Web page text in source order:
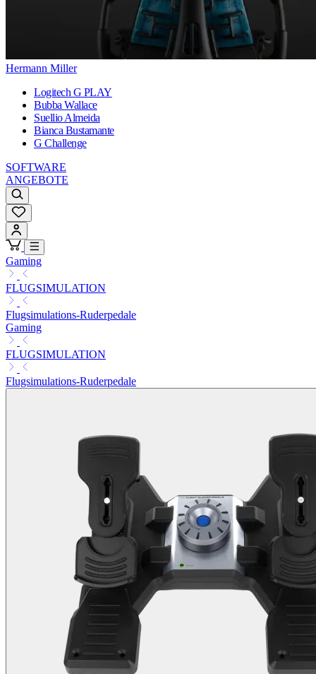
Hermann Miller
Logitech G PLAY
Bubba Wallace
Suellio Almeida
Bianca Bustamante
G Challenge
SOFTWARE
ANGEBOTE
Gaming
FLUGSIMULATION
Flugsimulations-Ruderpedale
Gaming
FLUGSIMULATION
Flugsimulations-Ruderpedale